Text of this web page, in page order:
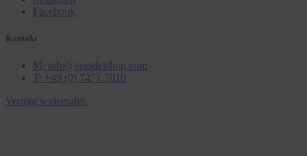
Facebook
Kontakt
M: info@speidelshop.com
T: +49 (0) 7471 7010
Vertrag widerrufen